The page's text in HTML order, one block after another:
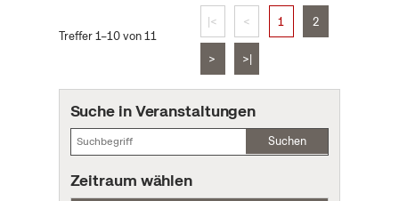
Treffer 1–10 von 11
|< < 1 2
> >|
Suche in Veranstaltungen
Suchen
Zeitraum wählen